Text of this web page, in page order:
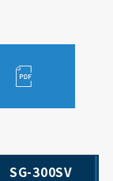
SG-300SV